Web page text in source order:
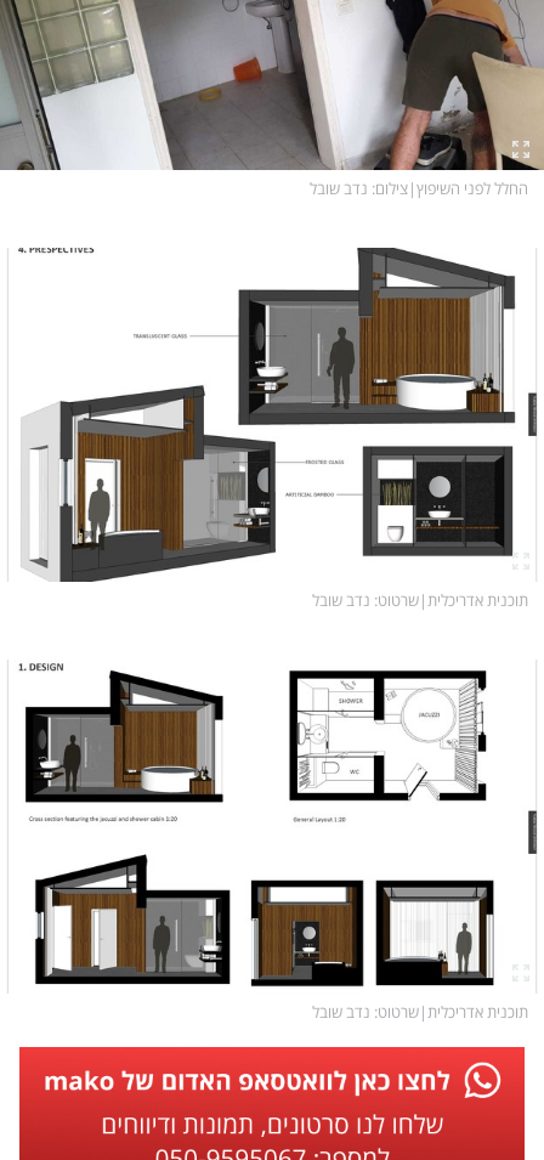
החלל לפני השיפוץ | צילום : נדב שובל
תוכנית אדריכלית | שרטוט : נדב שובל
תוכנית אדריכלית | שרטוט : נדב שובל